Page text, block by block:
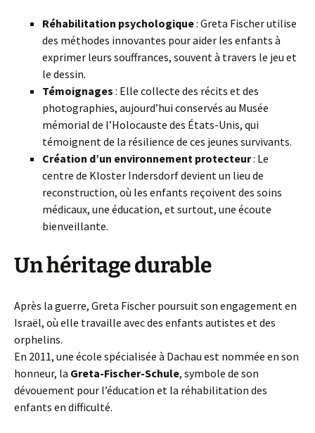
Réhabilitation psychologique: Greta Fischer utilise
des méthodes innovantes pour aider les enfants à
exprimer leurs souffrances, souvent à travers le jeu et
le dessin.
Témoignages : Elle collecte des récits et des
photographies, aujourd’hui conservés au Musée
mémorial de l’Holocauste des États-Unis, qui
témoignent de la résilience de ces jeunes survivants.
Création d’un environnement protecteur: Le
centre de Kloster Indersdorf devient un lieu de
reconstruction, où les enfants reçoivent des soins
médicaux, une éducation, et surtout, une écoute
bienveillante.
Un héritage durable
Après la guerre, Greta Fischer poursuit son engagement en
Israël, où elle travaille avec des enfants autistes et des
orphelins.
En 2011, une école spécialisée à Dachau est nommée en son
honneur, la Greta-Fischer-Schule, symbole de son
dévouement pour l’éducation et la réhabilitation des
enfants en difficulté.